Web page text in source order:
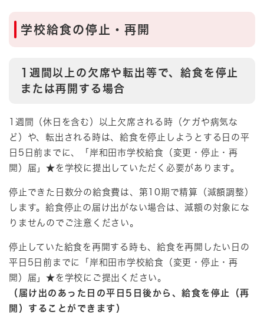
学校給食の停止・再開
1週間以上の欠席や転出等で、給食を停止
または再開する場合
1週間（休日を含む）以上欠席される時（ケガや病気な
ど）や、転出される時は、給食を停止しようとする日の平
日5日前までに、「岸和田市学校給食（変更・停止・再
開）届」★を学校に提出していただく必要があります。
停止できた日数分の給食費は、第10期で精算（減額調整）
します。給食停止の届け出がない場合は、減額の対象にな
りませんのでご注意ください。​
停止していた給食を再開する時も、給食を再開したい日の
平日5日前までに「岸和田市学校給食（変更・停止・再
開）届」★を学校にご提出ください。
（届け出のあった日の平日5日後から、給食を停止（再
開）することができます）